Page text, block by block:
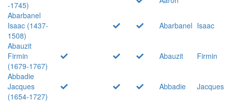
-1745)
Abarbanel
Isaac (1437-
1508)
Abarbanel Isaac
Abauzit
Firmin
(1679-1767)
Abauzit
Firmin
Abbadie
Jacques
(1654-1727)
Abbadie
Jacques